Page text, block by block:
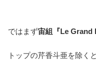
ではまず宙組『Le Grand
トップの芹香斗亜を除く